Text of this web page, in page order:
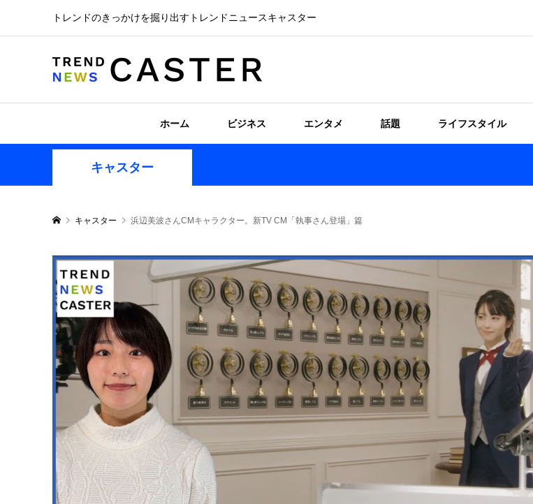
トレンドのきっかけを掘り出すトレンドニュースキャスター
ホーム ビジネス エンタメ 話題 ライフスタイル
キャスター
キャスター 浜辺美波さんCMキャラクター。新TV CM「執事さん登場」篇